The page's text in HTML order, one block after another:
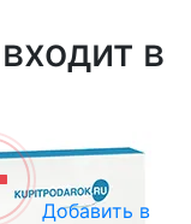
в
Добавить в